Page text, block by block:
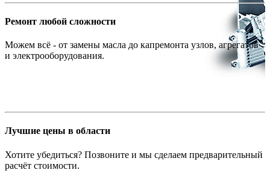
Ремонт любой сложности
Можем всё - от замены масла до капремонта узлов, агрегатов
и электрооборудования.
Лучшие цены в области
Хотите убедиться? Позвоните и мы сделаем предварительный
расчёт стоимости.